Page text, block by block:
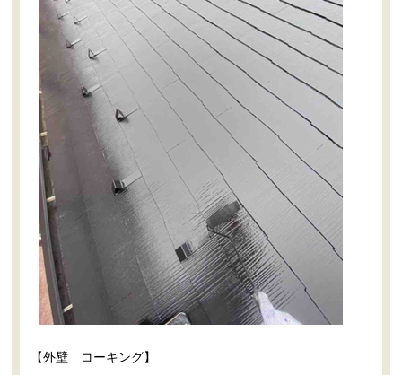
【外壁 コーキング】